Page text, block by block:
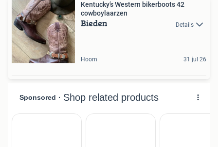
Kentucky’s Western bikerboots 42
cowboylaarzen
Bieden Details
Hoorn 31 jul 26